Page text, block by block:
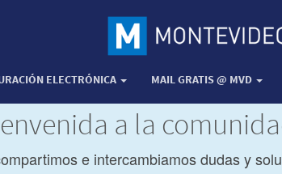
ELECTRÓNICA MAIL GRATIS @ MVD
a la
e intercambiamos dudas y